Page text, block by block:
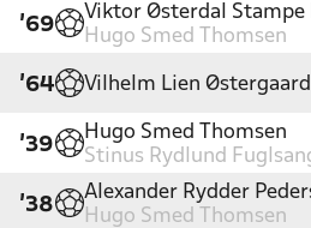
'69
Viktor Østerdal Stampe
Hugo Smed Thomsen
'64 Vilhelm Lien Østergaard
'39
Hugo Smed Thomsen
Stinus Rydlund
'38
Alexander Rydder
Hugo Smed Thomsen